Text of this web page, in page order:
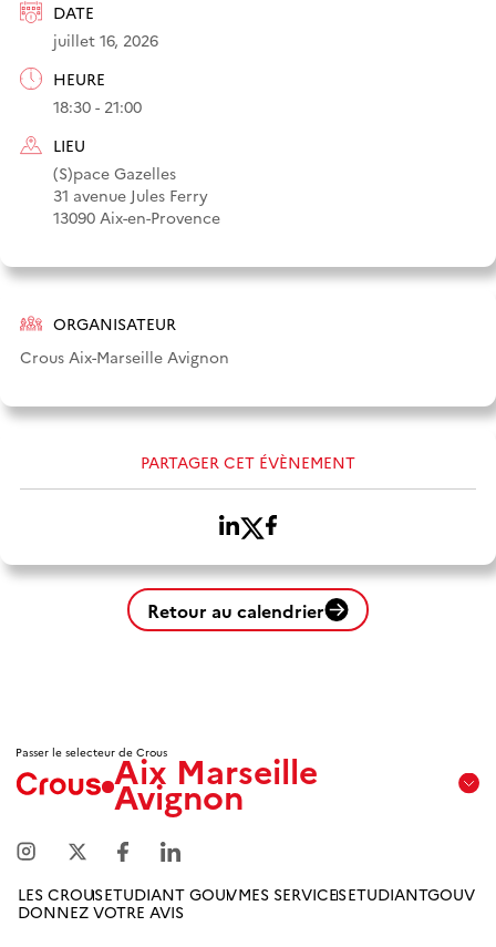
DATE
juillet 16, 2026
HEURE
18:30 - 21:00
LIEU
(S)pace Gazelles
31 avenue Jules Ferry
13090 Aix-en-Provence
ORGANISATEUR
Crous Aix-Marseille Avignon
PARTAGER CET ÉVÈNEMENT
Retour au calendrier
Passer le selecteur de CrousAix Marseille
Avignon
Marseille
Avignon
Amiens
LES CROUSETUDIANT GOUVMES SERVICESETUDIANTGOUV
DONNEZ VOTRE AVIS